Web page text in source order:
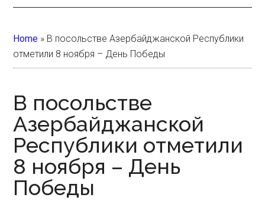
Home » В посольстве Азербайджанской Республики
отметили 8 ноября – День Победы
В посольстве
Азербайджанской
Республики отметили
8 ноября – День
Победы